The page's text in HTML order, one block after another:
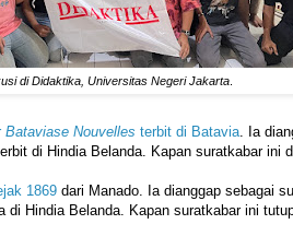
di Didaktika, Universitas Negeri Jakarta
Bataviase Nouvelles terbit di Batavia . Ia
di Hindia Belanda. Kapan suratkabar ini
1869 dari Manado. Ia dianggap sebagai
di Hindia Belanda. Kapan suratkabar ini